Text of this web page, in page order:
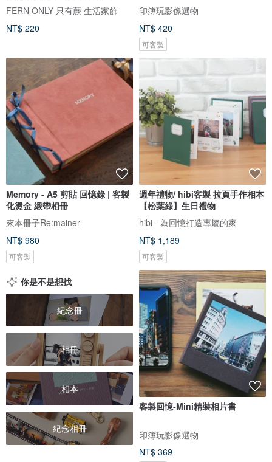
FERN ONLY 只有蕨 生活家飾
NT$ 220
印簿玩影像選物
NT$ 420
可客製
Memory - A5 剪貼 回憶錄 | 客製
化燙金 緞帶相冊
來本冊子Re:mainer
NT$ 980
可客製
週年禮物/ hibi客製 拉頁手作相本
【松葉綠】生日禮物
hibi - 為回憶打造專屬的家
NT$ 1,189
可客製
你是不是想找
紀念冊
相冊
相本
紀念相冊
客製回憶-Mini精裝相片書
印簿玩影像選物
NT$ 369